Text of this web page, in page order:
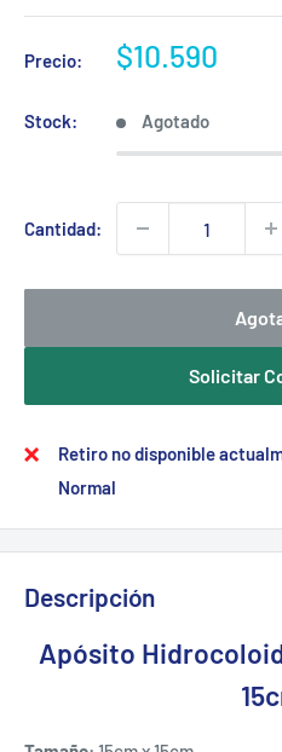
Precio:
Precio
venta
$10.590
Stock: Agotado
Cantidad:
Solicitar
Retiro no disponible
Normal
Descripción
Apósito